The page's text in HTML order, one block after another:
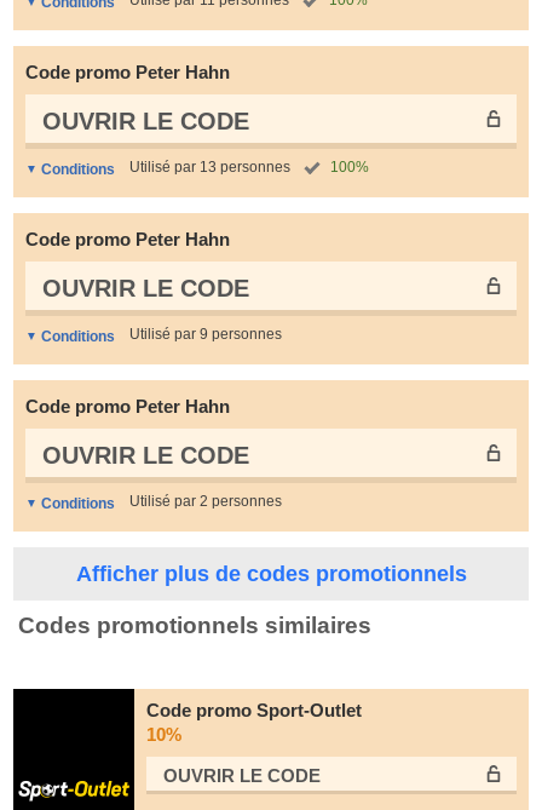
Code promo Peter Hahn
OUVRIR LE СODE
Conditions Utilisé par 13 personnes 100%
Code promo Peter Hahn
OUVRIR LE СODE
Conditions Utilisé par 9 personnes
Code promo Peter Hahn
OUVRIR LE СODE
Conditions Utilisé par 2 personnes
Afficher plus de codes promotionnels
Codes promotionnels similaires
Code promo Sport-Outlet
10%
OUVRIR LE СODE